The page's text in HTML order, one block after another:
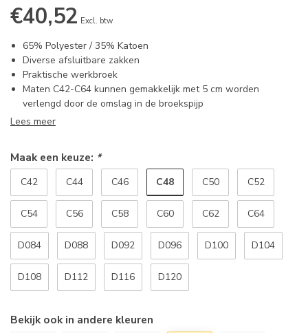
€40,52 Excl. btw
65% Polyester / 35% Katoen
Diverse afsluitbare zakken
Praktische werkbroek
Maten C42-C64 kunnen gemakkelijk met 5 cm worden
verlengd door de omslag in de broekspijp
Lees meer
Maak een keuze: *
C42 C44 C46 C48 C50 C52
C54 C56 C58 C60 C62 C64
D084 D088 D092 D096 D100 D104
D108 D112 D116 D120
Bekijk ook in andere kleuren